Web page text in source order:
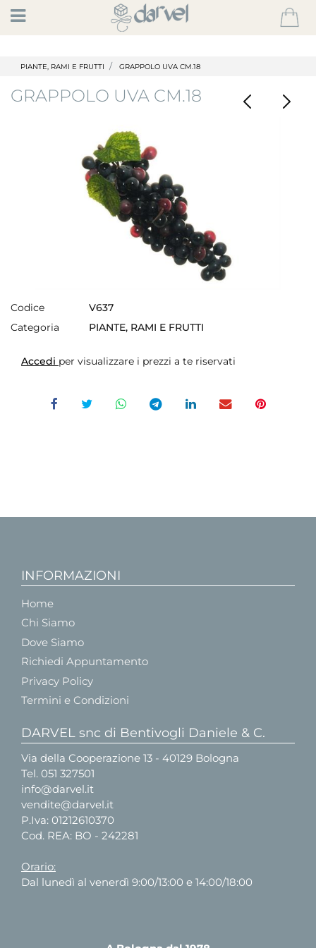
Open
PIANTE, RAMI E FRUTTI GRAPPOLO UVA CM.18
GRAPPOLO UVA CM.18
Codice
V637
Categoria
PIANTE, RAMI E FRUTTI
Accedi per visualizzare i prezzi a te riservati
INFORMAZIONI
Home
Chi Siamo
Dove Siamo
Richiedi Appuntamento
Privacy Policy
Termini e Condizioni
DARVEL snc di Bentivogli Daniele & C.
Via della Cooperazione 13 - 40129 Bologna
Tel. 051 327501
info@darvel.it
vendite@darvel.it
P.Iva: 01212610370
Cod. REA: BO - 242281
Orario:
Dal lunedì al venerdì 9:00/13:00 e 14:00/18:00